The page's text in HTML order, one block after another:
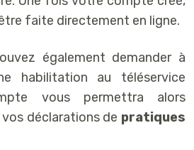
faite directement en ligne.
également demander à
habilitation au téléservice
vous permettra alors
déclarations de pratiques